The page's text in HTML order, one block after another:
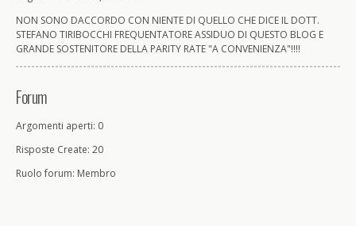
NON SONO DACCORDO CON NIENTE DI QUELLO CHE DICE IL DOTT.
STEFANO TIRIBOCCHI FREQUENTATORE ASSIDUO DI QUESTO BLOG E
GRANDE SOSTENITORE DELLA PARITY RATE "A CONVENIENZA"!!!!
Forum
Argomenti aperti: 0
Risposte Create: 20
Ruolo forum: Membro